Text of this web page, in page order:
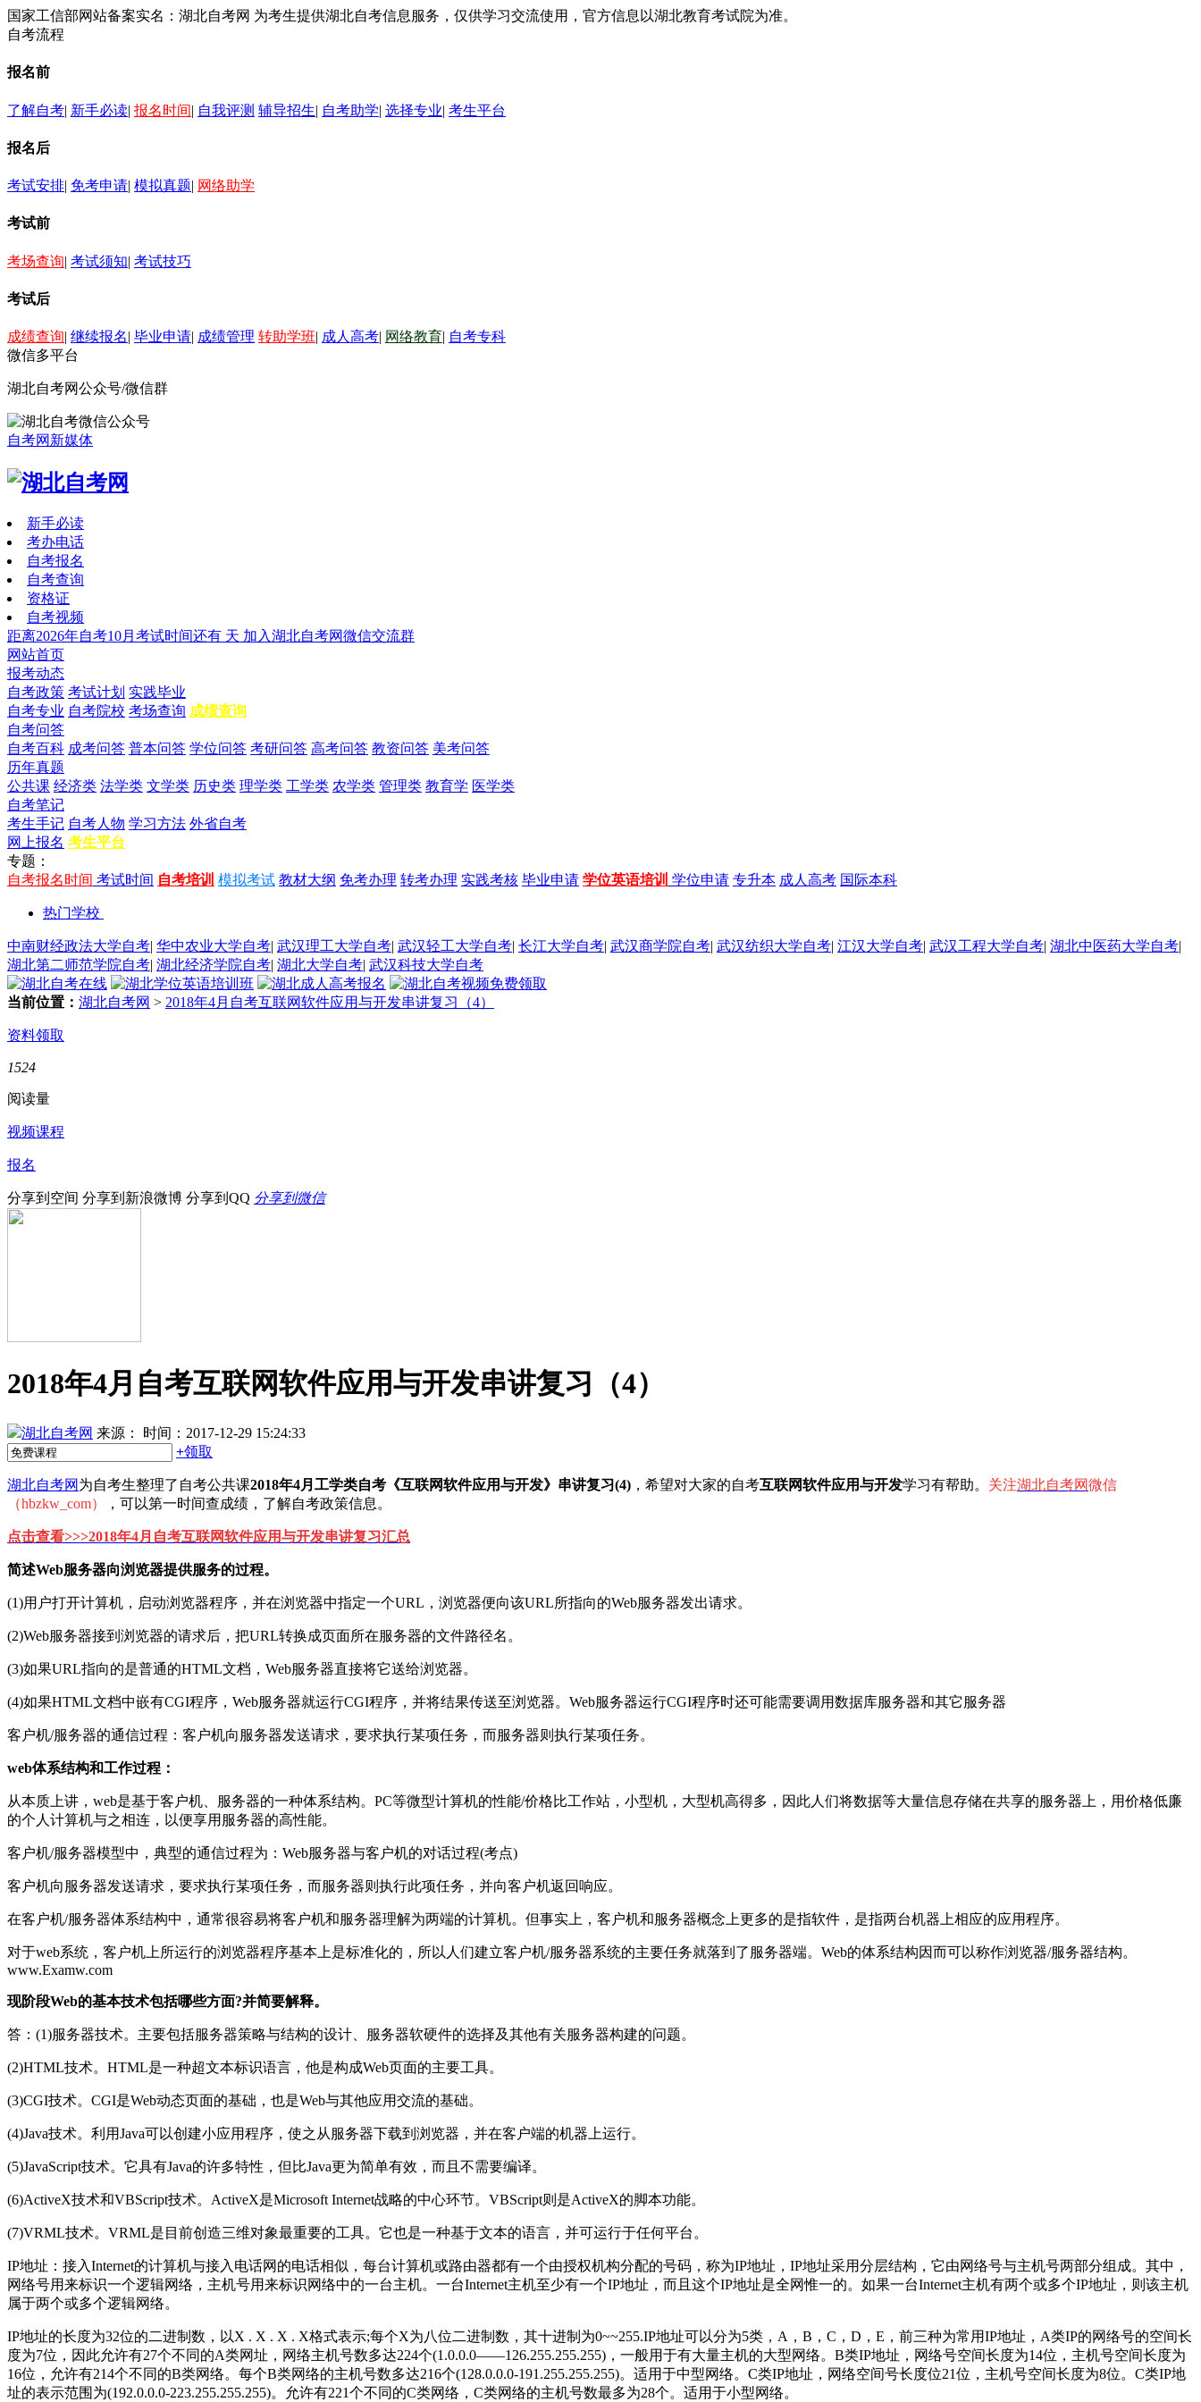
国家工信部网站备案实名：湖北自考网 为考生提供湖北自考信息服务，仅供学习交流使用，官方信息以湖北教育考试院为准。
自考流程
报名前
了解自考| 新手必读| 报名时间| 自我评测 辅导招生| 自考助学| 选择专业| 考生平台
报名后
考试安排| 免考申请| 模拟真题| 网络助学
考试前
考场查询| 考试须知| 考试技巧
考试后
成绩查询| 继续报名| 毕业申请| 成绩管理 转助学班| 成人高考| 网络教育| 自考专科
微信多平台
湖北自考网公众号/微信群
自考网新媒体
新手必读
考办电话
自考报名
自考查询
资格证
自考视频
距离2026年自考10月考试时间还有 天 加入湖北自考网微信交流群
网站首页
报考动态
自考政策 考试计划 实践毕业
自考专业 自考院校 考场查询 成绩查询
自考问答
自考百科 成考问答 普本问答 学位问答 考研问答 高考问答 教资问答 美考问答
历年真题
公共课 经济类 法学类 文学类 历史类 理学类 工学类 农学类 管理类 教育学 医学类
自考笔记
考生手记 自考人物 学习方法 外省自考
网上报名 考生平台
专题：
自考报名时间 考试时间 自考培训 模拟考试 教材大纲 免考办理 转考办理 实践考核 毕业申请 学位英语培训 学位申请 专升本 成人高考 国际本科
热门学校
中南财经政法大学自考| 华中农业大学自考| 武汉理工大学自考| 武汉轻工大学自考| 长江大学自考| 武汉商学院自考| 武汉纺织大学自考| 江汉大学自考| 武汉工程大学自考| 湖北中医药大学自考|
湖北第二师范学院自考| 湖北经济学院自考| 湖北大学自考| 武汉科技大学自考
当前位置： 湖北自考网 > 2018年4月自考互联网软件应用与开发串讲复习（4）
资料领取
1524
阅读量
视频课程
报名
分享到空间 分享到新浪微博 分享到QQ 分享到微信
2018年4月自考互联网软件应用与开发串讲复习（4）
湖北自考网 来源：
时间：2017-12-29 15:24:33
+领取
湖北自考网 为自考生整理了自考公共课2018年4月工学类自考《互联网软件应用与开发》串讲复习(4) ，希望对大家的自考互联网软件应用与开发学习有帮助。 关注湖北自考网微信
（hbzkw_com）
，可以第一时间查成绩，了解自考政策信息。
点击查看>>>2018年4月自考互联网软件应用与开发串讲复习汇总
简述Web服务器向浏览器提供服务的过程。
(1)用户打开计算机，启动浏览器程序，并在浏览器中指定一个URL，浏览器便向该URL所指向的Web服务器发出请求。
(2)Web服务器接到浏览器的请求后，把URL转换成页面所在服务器的文件路径名。
(3)如果URL指向的是普通的HTML文档，Web服务器直接将它送给浏览器。
(4)如果HTML文档中嵌有CGI程序，Web服务器就运行CGI程序，并将结果传送至浏览器。Web服务器运行CGI程序时还可能需要调用数据库服务器和其它服务器
客户机/服务器的通信过程：客户机向服务器发送请求，要求执行某项任务，而服务器则执行某项任务。
web体系结构和工作过程：
从本质上讲，web是基于客户机、服务器的一种体系结构。PC等微型计算机的性能/价格比工作站，小型机，大型机高得多，因此人们将数据等大量信息存储在共享的服务器上，用价格低廉
的个人计算机与之相连，以便享用服务器的高性能。
客户机/服务器模型中，典型的通信过程为：Web服务器与客户机的对话过程(考点)
客户机向服务器发送请求，要求执行某项任务，而服务器则执行此项任务，并向客户机返回响应。
在客户机/服务器体系结构中，通常很容易将客户机和服务器理解为两端的计算机。但事实上，客户机和服务器概念上更多的是指软件，是指两台机器上相应的应用程序。
对于web系统，客户机上所运行的浏览器程序基本上是标准化的，所以人们建立客户机/服务器系统的主要任务就落到了服务器端。Web的体系结构因而可以称作浏览器/服务器结构。
www.Examw.com
现阶段Web的基本技术包括哪些方面?并简要解释。
答：(1)服务器技术。主要包括服务器策略与结构的设计、服务器软硬件的选择及其他有关服务器构建的问题。
(2)HTML技术。HTML是一种超文本标识语言，他是构成Web页面的主要工具。
(3)CGI技术。CGI是Web动态页面的基础，也是Web与其他应用交流的基础。
(4)Java技术。利用Java可以创建小应用程序，使之从服务器下载到浏览器，并在客户端的机器上运行。
(5)JavaScript技术。它具有Java的许多特性，但比Java更为简单有效，而且不需要编译。
(6)ActiveX技术和VBScript技术。ActiveX是Microsoft Internet战略的中心环节。VBScript则是ActiveX的脚本功能。
(7)VRML技术。VRML是目前创造三维对象最重要的工具。它也是一种基于文本的语言，并可运行于任何平台。
IP地址：接入Internet的计算机与接入电话网的电话相似，每台计算机或路由器都有一个由授权机构分配的号码，称为IP地址，IP地址采用分层结构，它由网络号与主机号两部分组成。其中，
网络号用来标识一个逻辑网络，主机号用来标识网络中的一台主机。一台Internet主机至少有一个IP地址，而且这个IP地址是全网惟一的。如果一台Internet主机有两个或多个IP地址，则该主机
属于两个或多个逻辑网络。
IP地址的长度为32位的二进制数，以X . X . X . X格式表示;每个X为八位二进制数，其十进制为0~~255.IP地址可以分为5类，A，B，C，D，E，前三种为常用IP地址，A类IP的网络号的空间长
度为7位，因此允许有27个不同的A类网址，网络主机号数多达224个(1.0.0.0——126.255.255.255)，一般用于有大量主机的大型网络。B类IP地址，网络号空间长度为14位，主机号空间长度为
16位，允许有214个不同的B类网络。每个B类网络的主机号数多达216个(128.0.0.0-191.255.255.255)。适用于中型网络。C类IP地址，网络空间号长度位21位，主机号空间长度为8位。C类IP地
址的表示范围为(192.0.0.0-223.255.255.255)。允许有221个不同的C类网络，C类网络的主机号数最多为28个。适用于小型网络。